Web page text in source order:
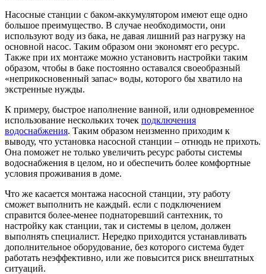
Насосные станции с баком-аккумулятором имеют еще одно
большое преимущество. В случае необходимости, они
используют воду из бака, не давая лишний раз нагрузку на
основной насос. Таким образом они экономят его ресурс.
Также при их монтаже можно установить настройки таким
образом, чтобы в баке постоянно оставался своеобразный
«неприкосновенный запас» воды, которого бы хватило на
экстренные нужды.
К примеру, быстрое наполнение ванной, или одновременное
использование нескольких точек подключения
водоснабжения. Таким образом неизменно приходим к
выводу, что установка насосной станции – отнюдь не прихоть.
Она поможет не только увеличить ресурс работы системы
водоснабжения в целом, но и обеспечить более комфортные
условия проживания в доме.
Что же касается монтажа насосной станции, эту работу
сможет выполнить не каждый. если с подключением
справится более-менее поднаторевший сантехник, то
настройку как станции, так и системы в целом, должен
выполнять специалист. Нередко приходится устанавливать
дополнительное оборудование, без которого система будет
работать неэффективно, или же повысится риск внештатных
ситуаций.